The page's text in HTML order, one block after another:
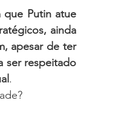
Putin atue
ainda
apesar de ter
ser respeitado
.